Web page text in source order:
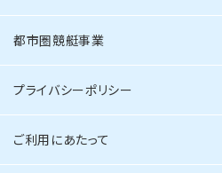
都市圏競艇事業
プライバシーポリシー
ご利用にあたって